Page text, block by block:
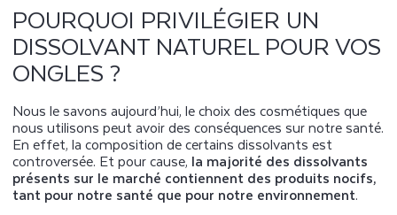
POURQUOI PRIVILÉGIER UN
DISSOLVANT NATUREL POUR VOS
ONGLES ?
Nous le savons aujourd’hui, le choix des cosmétiques que
nous utilisons peut avoir des conséquences sur notre santé.
En effet, la composition de certains dissolvants est
controversée. Et pour cause, la majorité des dissolvants
présents sur le marché contiennent des produits nocifs,
tant pour notre santé que pour notre environnement.